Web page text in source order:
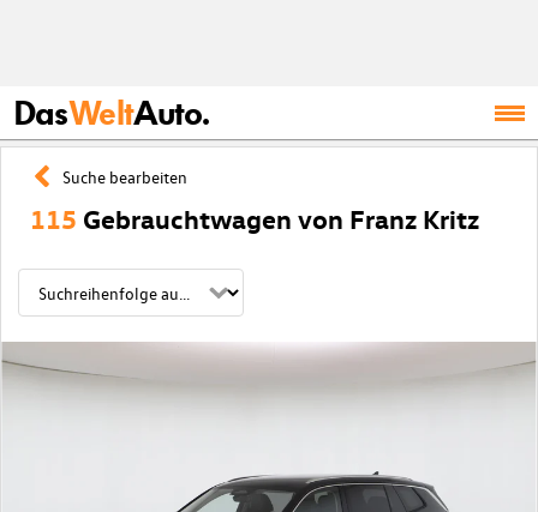
DasWeltAuto.
Suche bearbeiten
115 Gebrauchtwagen von Franz Kritz